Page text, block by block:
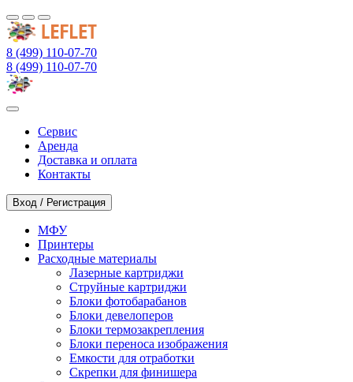
8 (499) 110-07-70
8 (499) 110-07-70
Сервис
Аренда
Доставка и оплата
Контакты
Вход / Регистрация
МФУ
Принтеры
Расходные материалы
Лазерные картриджи
Струйные картриджи
Блоки фотобарабанов
Блоки девелоперов
Блоки термозакрепления
Блоки переноса изображения
Емкости для отработки
Скрепки для финишера